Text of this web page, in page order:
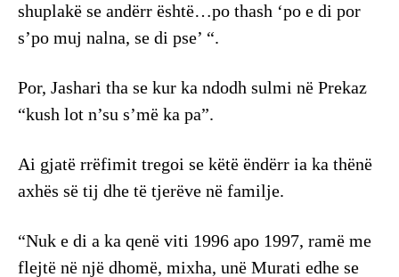
shuplakë se andërr është…po thash ‘po e di por
s’po muj nalna, se di pse’ “.
Por, Jashari tha se kur ka ndodh sulmi në Prekaz
“kush lot n’su s’më ka pa”.
Ai gjatë rrëfimit tregoi se këtë ëndërr ia ka thënë
axhës së tij dhe të tjerëve në familje.
“Nuk e di a ka qenë viti 1996 apo 1997, ramë me
flejtë në një dhomë, mixha, unë Murati edhe se